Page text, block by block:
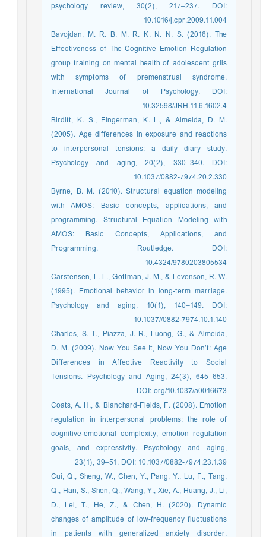
psychology review, 30(2), 217–237. DOI:
10.1016/j.cpr.2009.11.004
Bavojdan, M. R. B. M. R. K. N. N. S. (2016). The
Effectiveness of The Cognitive Emotion Regulation
group training on mental health of adolescent grils
with symptoms of premenstrual syndrome.
International Journal of Psychology. DOI:
10.32598/JRH.11.6.1602.4
Birditt, K. S., Fingerman, K. L., & Almeida, D. M.
(2005). Age differences in exposure and reactions
to interpersonal tensions: a daily diary study.
Psychology and aging, 20(2), 330–340. DOI:
10.1037/0882-7974.20.2.330
Byrne, B. M. (2010). Structural equation modeling
with AMOS: Basic concepts, applications, and
programming. Structural Equation Modeling with
AMOS: Basic Concepts, Applications, and
Programming. Routledge. DOI:
10.4324/9780203805534
Carstensen, L. L., Gottman, J. M., & Levenson, R. W.
(1995). Emotional behavior in long-term marriage.
Psychology and aging, 10(1), 140–149. DOI:
10.1037//0882-7974.10.1.140
Charles, S. T., Piazza, J. R., Luong, G., & Almeida,
D. M. (2009). Now You See It, Now You Don’t: Age
Differences in Affective Reactivity to Social
Tensions. Psychology and Aging, 24(3), 645–653.
DOI: org/10.1037/a0016673
Coats, A. H., & Blanchard-Fields, F. (2008). Emotion
regulation in interpersonal problems: the role of
cognitive-emotional complexity, emotion regulation
goals, and expressivity. Psychology and aging,
23(1), 39–51. DOI: 10.1037/0882-7974.23.1.39
Cui, Q., Sheng, W., Chen, Y., Pang, Y., Lu, F., Tang,
Q., Han, S., Shen, Q., Wang, Y., Xie, A., Huang, J., Li,
D., Lei, T., He, Z., & Chen, H. (2020). Dynamic
changes of amplitude of low-frequency fluctuations
in patients with generalized anxiety disorder.